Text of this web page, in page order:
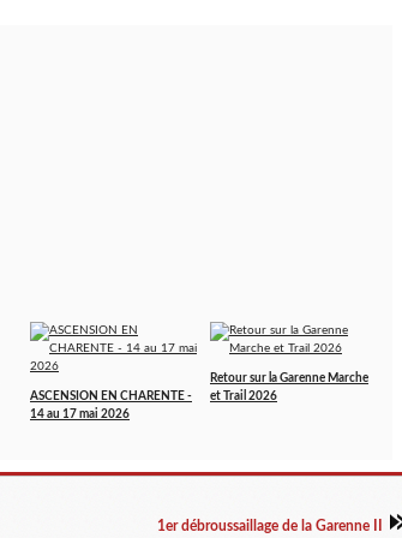
ASCENSION EN CHARENTE -
14 au 17 mai 2026
Retour sur la Garenne Marche
et Trail 2026
1er débroussaillage de la Garenne II